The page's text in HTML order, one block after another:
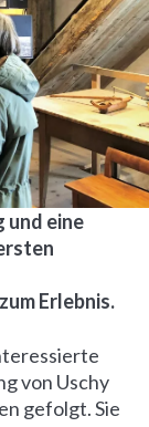
und eine
Erlebnis.
von Uschy
gefolgt. Sie